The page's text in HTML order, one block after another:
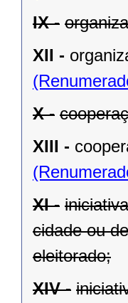
IX -
XII -
X -
XIII -
XI -
cidade ou
eleitorado;
XIV -